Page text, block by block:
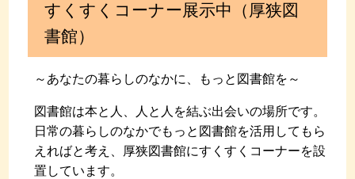
すくすくコーナー展示中（厚狭図
書館）
～あなたの暮らしのなかに、もっと図書館を～
図書館は本と人、人と人を結ぶ出会いの場所です。
日常の暮らしのなかでもっと図書館を活用してもら
えればと考え、厚狭図書館にすくすくコーナーを設
置しています。